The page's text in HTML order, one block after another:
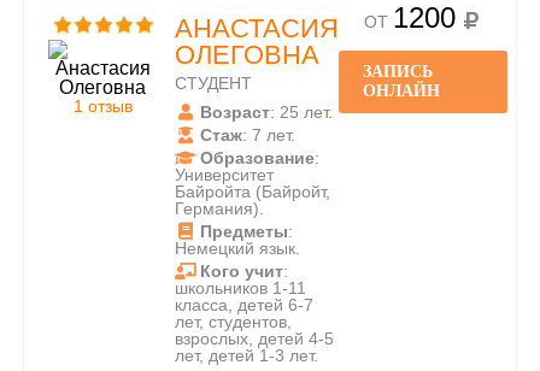
1 отзыв
АНАСТАСИЯ
ОЛЕГОВНА
СТУДЕНТ
Возраст: 25 лет.
Стаж: 7 лет.
Образование:
Университет
Байройта (Байройт,
Германия).
Предметы:
Немецкий язык.
Кого учит:
школьников 1-11
класса, детей 6-7
лет, студентов,
взрослых, детей 4-5
лет, детей 1-3 лет.
ОТ 1200
ЗАПИСЬ
ОНЛАЙН